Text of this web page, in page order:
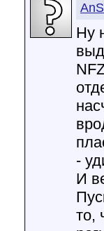
Ну
-
И
то,